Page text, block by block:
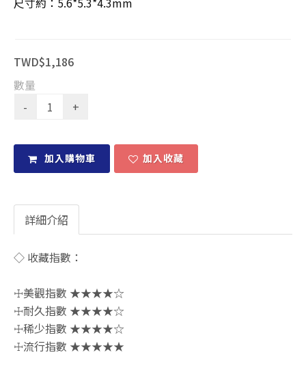
TWD$1,186
數量
加入購物車 加入收藏
詳細介紹
◇ 收藏指數：
☩美觀指數 ★★★★☆
☩耐久指數 ★★★★☆
☩稀少指數 ★★★★☆
☩流行指數 ★★★★★